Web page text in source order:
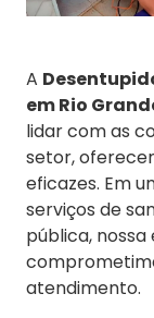
A
em Rio
lidar com as
setor,
eficazes. Em
serviços de
pública,
atendimento.